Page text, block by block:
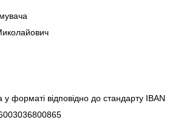
форматі відповідно до стандарту IBAN